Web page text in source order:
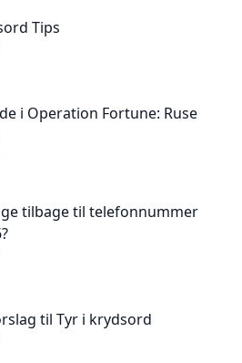
Tips
i Operation Fortune: Ruse
tilbage til telefonnummer
til Tyr i krydsord